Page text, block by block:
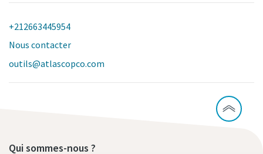
+212663445954
Nous contacter
outils@atlascopco.com
Qui sommes-nous ?